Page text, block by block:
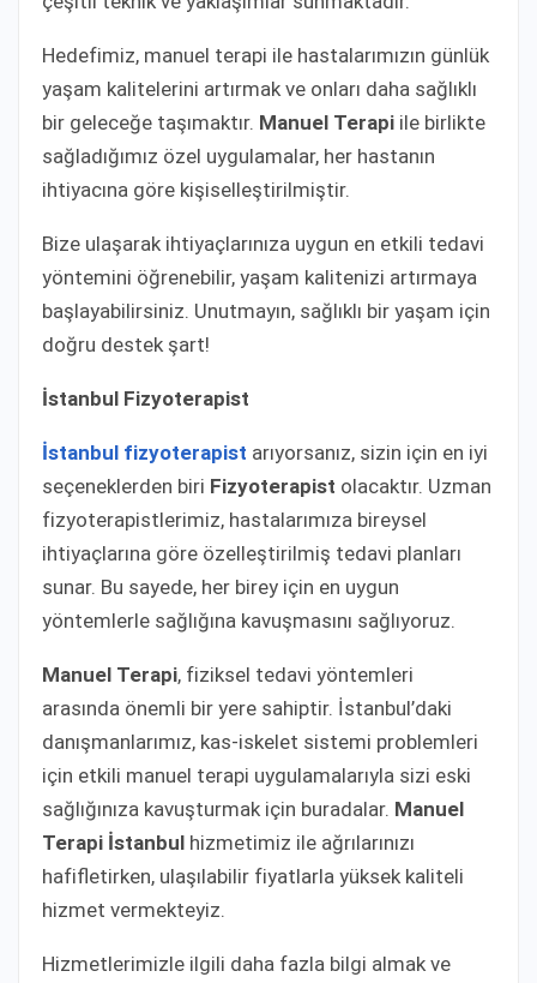
Hedefimiz, manuel terapi ile hastalarımızın günlük
yaşam kalitelerini artırmak ve onları daha sağlıklı
bir geleceğe taşımaktır. Manuel Terapi ile birlikte
sağladığımız özel uygulamalar, her hastanın
ihtiyacına göre kişiselleştirilmiştir.
Bize ulaşarak ihtiyaçlarınıza uygun en etkili tedavi
yöntemini öğrenebilir, yaşam kalitenizi artırmaya
başlayabilirsiniz. Unutmayın, sağlıklı bir yaşam için
doğru destek şart!
İstanbul Fizyoterapist
İstanbul fizyoterapist arıyorsanız, sizin için en iyi
seçeneklerden biri Fizyoterapist olacaktır. Uzman
fizyoterapistlerimiz, hastalarımıza bireysel
ihtiyaçlarına göre özelleştirilmiş tedavi planları
sunar. Bu sayede, her birey için en uygun
yöntemlerle sağlığına kavuşmasını sağlıyoruz.
Manuel Terapi, fiziksel tedavi yöntemleri
arasında önemli bir yere sahiptir. İstanbul’daki
danışmanlarımız, kas-iskelet sistemi problemleri
için etkili manuel terapi uygulamalarıyla sizi eski
sağlığınıza kavuşturmak için buradalar. Manuel
Terapi İstanbul hizmetimiz ile ağrılarınızı
hafifletirken, ulaşılabilir fiyatlarla yüksek kaliteli
hizmet vermekteyiz.
Hizmetlerimizle ilgili daha fazla bilgi almak ve